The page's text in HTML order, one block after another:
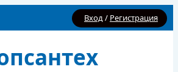
Вход/ Регистрация